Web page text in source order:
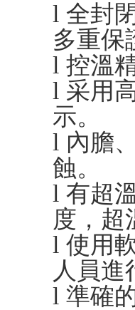
l 全封
多重保
l 控溫
l 采用
示。
l 內膽
蝕。
l 有超
度，超
l 使用
人員
l 準確